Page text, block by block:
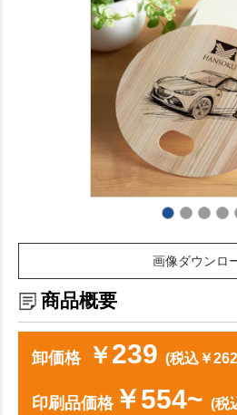
画像ダウンロ
商品概要
卸価格 ￥239 (税込￥
印刷品価格￥554~ (税